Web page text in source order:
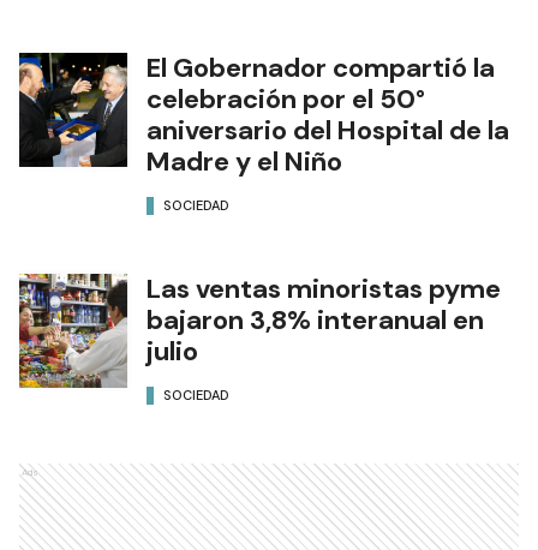
El Gobernador compartió la
celebración por el 50°
aniversario del Hospital de la
Madre y el Niño
SOCIEDAD
Las ventas minoristas pyme
bajaron 3,8% interanual en
julio
SOCIEDAD
Ads